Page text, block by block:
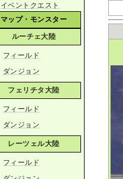
イベントクエスト
マップ・モンスター
ルーチェ大陸
フィールド
ダンジョン
フェリチタ大陸
フィールド
ダンジョン
レーツェル大陸
フィールド